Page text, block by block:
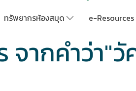
ทรัพยากรห้องสมุด e-Resources
จากคำว่า"